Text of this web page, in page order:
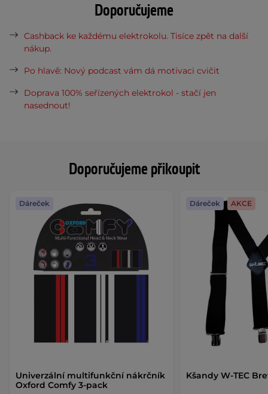
Doporučujeme přikoupit
Univerzální multifunkční nákrčník
Oxford Comfy 3-pack
Dáreček
Kšandy W-TEC
Dáreček AKCE
Doporučujeme
Cashback ke každému elektrokolu. Tisíce zpět na další
nákup.
Po hlavě: Nový podcast vám dá motivaci cvičit
Doprava 100% seřízených elektrokol - stačí jen
nasednout!